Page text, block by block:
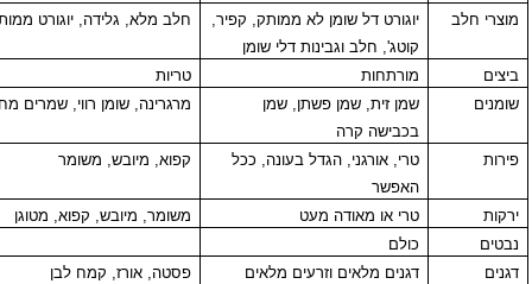
יוגורט דל שומן לא ממותק, קפיר,
קוטג', חלב וגבינות דלי שומן
חלב מלא, גלידה, יוגורט ממותק
שמן זית, שמן פשתן, שמן
בכבישה קרה
מרגרינה, שומן רווי, שמרים מחומצנים
טרי, אורגני, הגדל בעונה, ככל
קפוא, מיובש, משומר
טרי או מאודה מעט
משומר, מיובש, קפוא, מטוגן
דגנים מלאים וזרעים מלאים
פסטה, אורז, קמח לבן